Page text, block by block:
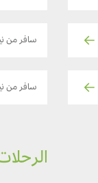
سافر من
سافر من